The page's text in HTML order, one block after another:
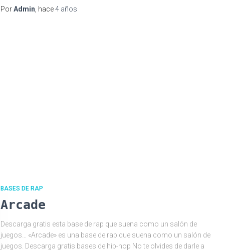
PorAdmin , hace4 años
BASES DE RAP
Arcade
Descarga gratis esta base de rap que suena como un salón de
juegos… «Arcade» es una base de rap que suena como un salón de
juegos. Descarga gratis bases de hip-hop No te olvides de darle a